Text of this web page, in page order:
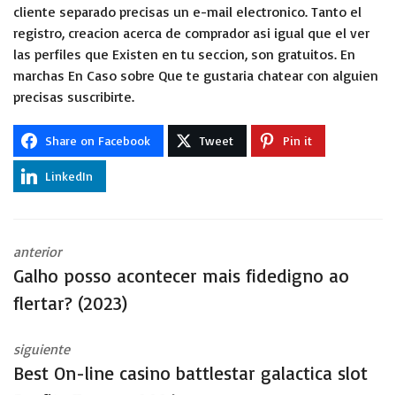
cliente separado precisas un e-mail electronico. Tanto el
registro, creacion acerca de comprador asi igual que el ver
las perfiles que Existen en tu seccion, son gratuitos. En
marchas En Caso sobre Que te gustaria chatear con alguien
precisas suscribirte.
Share on Facebook Tweet Pin it
LinkedIn
anterior
Galho posso acontecer mais fidedigno ao
flertar? (2023)
siguiente
Best On-line casino battlestar galactica slot